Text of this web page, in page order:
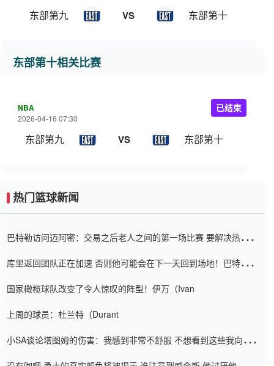
东部第九 VS 东部第十
东部第十相关比赛
NBA
2026-04-16 07:30
东部第九 VS 东部第十
已结束
热门篮球新闻
巴特勒访问迈阿密：交易之后老人之间的第一场比赛 要解决热情的
库里返回团队正在加速 否则他可能会在下一天回到场地！巴特勒迈
国家橄榄球队改变了令人惊叹的阵型！伊万（Ivan
上周的球员：杜兰特（Durant
小SA谈论塔图姆的伤害：我感到非常不舒服 不想看到这些我向他